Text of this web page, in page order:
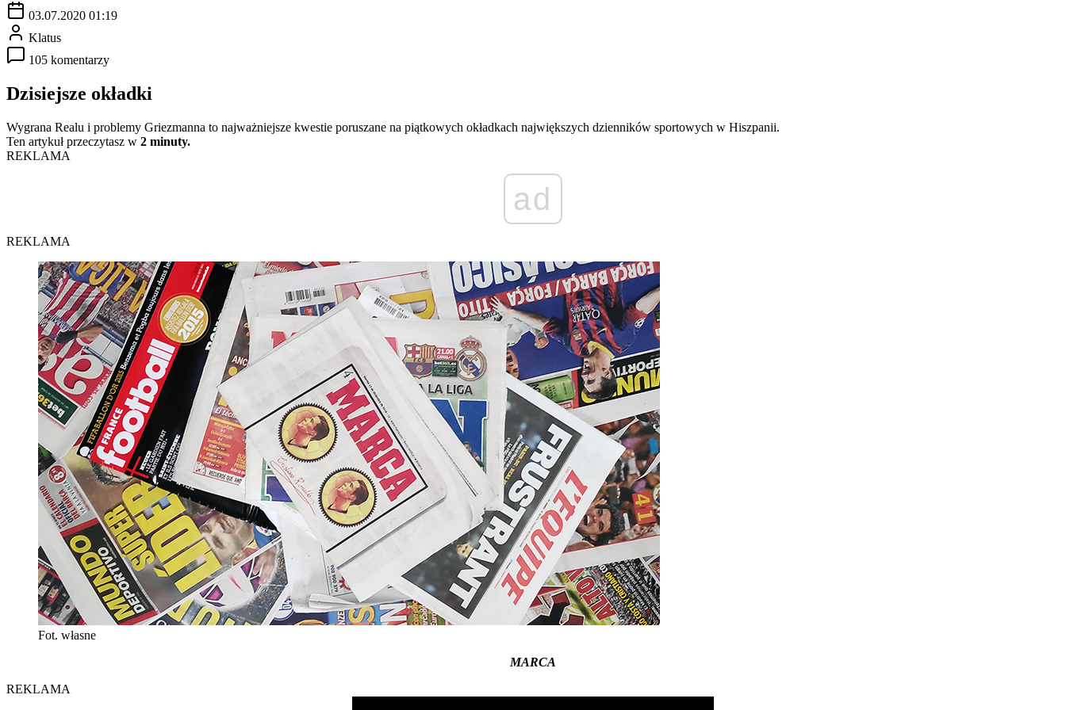
03.07.2020 01:19
Klatus
105 komentarzy
Dzisiejsze okładki
Wygrana Realu i problemy Griezmanna to najważniejsze kwestie poruszane na piątkowych okładkach największych dzienników sportowych w Hiszpanii.
Ten artykuł przeczytasz w 2 minuty.
REKLAMA
ad
REKLAMA
Fot. własne
MARCA
REKLAMA